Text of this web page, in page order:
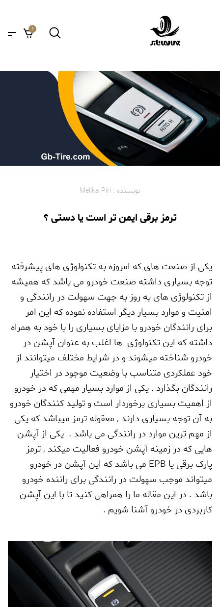
0
نویسنده : Melika Piri
ترمز برقی ایمن تر است یا دستی ؟
یکی از صنعت های که امروزه به تکنولوژی های پیشرفته
توجه بسیاری داشته صنعت خودرو می باشد که همیشه
از تکنولوژی های به روز به جهت سهولت در رانندگی و
امنیت و موارد بسیار دیگر استفاده نموده که این امر
برای رانندگان خودرو با مزایای بسیاری را با خود به همراه
داشته که این تکنولوژی ها اغلب به عنوان آپشن در
خودرو شناخته میشوند و در شرایط مختلف میتوانند از
خود عملکردی متناسب با وضعیت موجود در اختیار
رانندگان بگذارد . یکی از موارد بسیار مهمی که در خودرو
از اهمیت بسیاری برخوردار است و تولید کنندگان خودرو
به آن توجه بسیاری دارند ,معقوله ترمز میباشد که یکی
از مهم ترین موارد در رانندگی می باشد . یکی از آپشن
هایی که در زمینه آپشن خودرو فعالیت میکند ,ترمز
پارک برقی یا EPB می باشد که این آپشن در خودرو
میتواند موجب سهولت در رانندگی برای راننده خودرو
باشد . در این مقاله ما را همراهی کنید تا با این آپشن
کاربردی در خودرو آشنا شویم .